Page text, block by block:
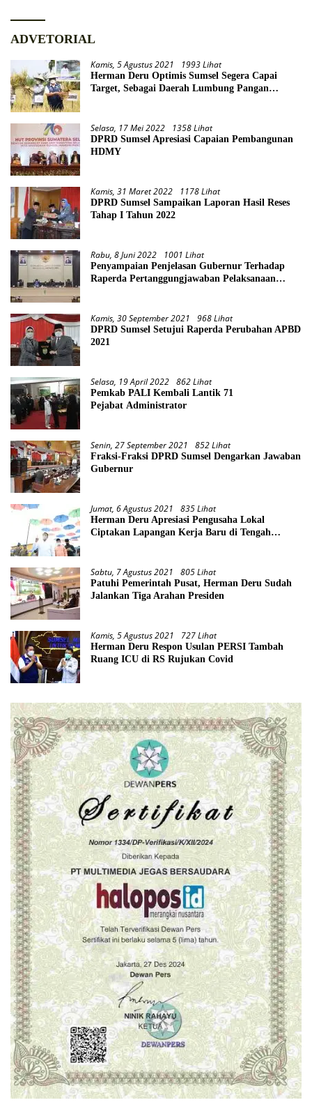
ADVETORIAL
Kamis, 5 Agustus 2021 1993 Lihat
Herman Deru Optimis Sumsel Segera Capai
Target, Sebagai Daerah Lumbung Pangan
Selasa, 17 Mei 2022 1358 Lihat
DPRD Sumsel Apresiasi Capaian Pembangunan
HDMY
Kamis, 31 Maret 2022 1178 Lihat
DPRD Sumsel Sampaikan Laporan Hasil Reses
Tahap I Tahun 2022
Rabu, 8 Juni 2022 1001 Lihat
Penyampaian Penjelasan Gubernur Terhadap
Raperda Pertanggungjawaban Pelaksanaan
Kamis, 30 September 2021 968 Lihat
DPRD Sumsel Setujui Raperda Perubahan APBD
2021
Selasa, 19 April 2022 862 Lihat
Pemkab PALI Kembali Lantik 71
Pejabat Administrator
Senin, 27 September 2021 852 Lihat
Fraksi-Fraksi DPRD Sumsel Dengarkan Jawaban
Gubernur
Jumat, 6 Agustus 2021 835 Lihat
Herman Deru Apresiasi Pengusaha Lokal
Ciptakan Lapangan Kerja Baru di Tengah
Sabtu, 7 Agustus 2021 805 Lihat
Patuhi Pemerintah Pusat, Herman Deru Sudah
Jalankan Tiga Arahan Presiden
Kamis, 5 Agustus 2021 727 Lihat
Herman Deru Respon Usulan PERSI Tambah
Ruang ICU di RS Rujukan Covid